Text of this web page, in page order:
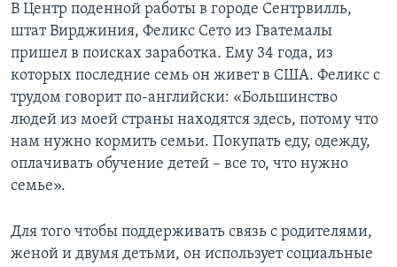
В Центр поденной работы в городе Сентрвилль,
штат Вирджиния, Феликс Сето из Гватемалы
пришел в поисках заработка. Ему 34 года, из
которых последние семь он живет в США. Феликс с
трудом говорит по-английски: «Большинство
людей из моей страны находятся здесь, потому что
нам нужно кормить семьи. Покупать еду, одежду,
оплачивать обучение детей – все то, что нужно
семье».
Для того чтобы поддерживать связь с родителями,
женой и двумя детьми, он использует социальные